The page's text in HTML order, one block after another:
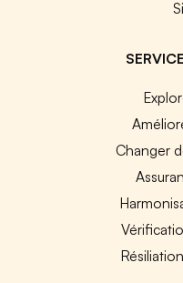
Changer